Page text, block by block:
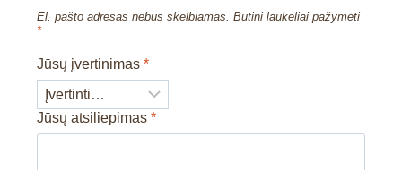
El. pašto adresas nebus skelbiamas. Būtini laukeliai pažymėti
*
Jūsų įvertinimas *
Jūsų atsiliepimas *